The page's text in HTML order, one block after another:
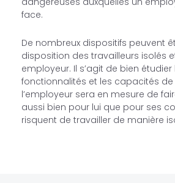
face.
De nombreux dispositifs peuvent
disposition des travailleurs isolés
employeur. Il s’agit de bien étudier
fonctionnalités et les capacités de
l’employeur sera en mesure de
aussi bien pour lui que pour ses
risquent de travailler de manière